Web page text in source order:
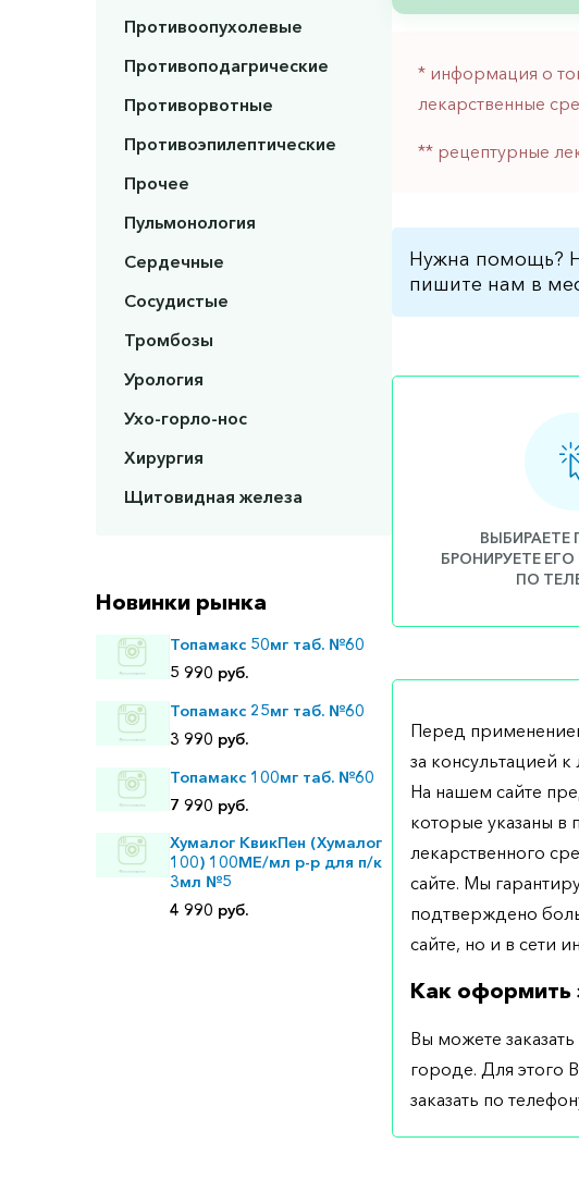
Противоопухолевые
Противоподагрические
Противорвотные
Противоэпилептические
Прочее
Пульмонология
Сердечные
Сосудистые
Тромбозы
Урология
Ухо-горло-нос
Хирургия
Щитовидная железа
Новинки рынка
Топамакс 50мг таб. №60
5 990 руб.
Топамакс 25мг таб. №60
3 990 руб.
Топамакс 100мг таб. №60
7 990 руб.
Хумалог КвикПен (Хумалог
100) 100МЕ/мл р-р для п/к
3мл №5
4 990 руб.
* информация о
лекарственные
** рецептурные
Нужна помощь?
пишите нам в
ВЫБИРАЕТЕ
БРОНИРУЕТЕ
ПО
Перед
за консультацией
На нашем сайте
которые указаны в
лекарственного
сайте. Мы
подтверждено
сайте, но и в сети
Как оформить
Вы можете
городе. Для этого
заказать по